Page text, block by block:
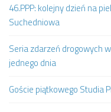
46.PPP: kolejny dzień na
Suchedniowa
Seria zdarzeń drogowych
jednego dnia
Goście piątkowego Studia